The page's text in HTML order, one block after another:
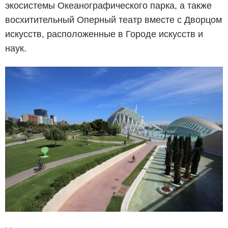
экосистемы Океанографического парка, а также
восхитительный Оперный театр вместе с Дворцом
искусств, расположенные в Городе искусств и
наук.